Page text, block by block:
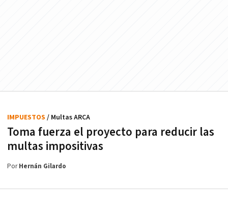
Toma fuerza el proyecto para reducir las
multas impositivas
IMPUESTOS / Multas ARCA
PorHernán Gilardo